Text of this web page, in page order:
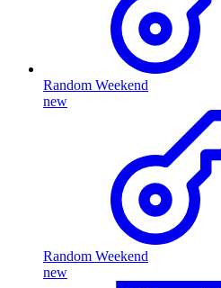
Random Weekend
new
Random Weekend
new